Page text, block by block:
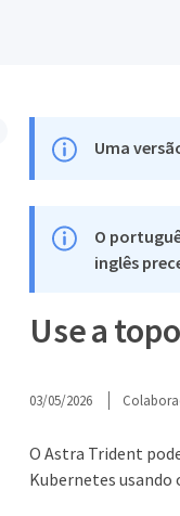
Uma
O
inglês
Use a
03/05/2026
O Astra Trident
Kubernetes usando